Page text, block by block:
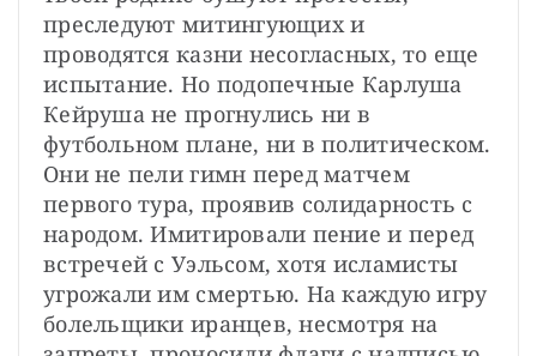
преследуют митингующих и
проводятся казни несогласных, то еще
испытание. Но подопечные Карлуша
Кейруша не прогнулись ни в
футбольном плане, ни в политическом.
Они не пели гимн перед матчем
первого тура, проявив солидарность с
народом. Имитировали пение и перед
встречей с Уэльсом, хотя исламисты
угрожали им смертью. На каждую игру
болельщики иранцев, несмотря на